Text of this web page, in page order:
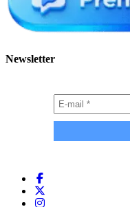
Newsletter